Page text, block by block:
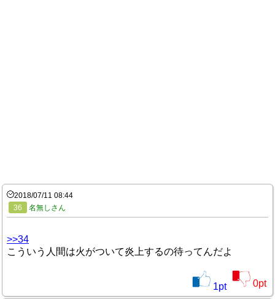
2018/07/11 08:44
36
名無しさん
>>34
こういう人間は火がついて炎上するの待ってんだよ
1pt 0pt